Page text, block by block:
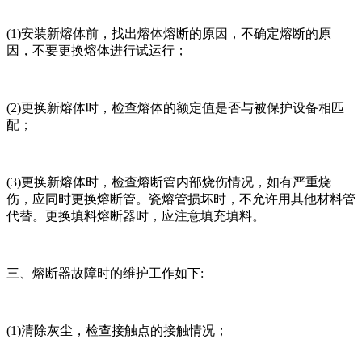
(1)安装新熔体前，找出熔体熔断的原因，不确定熔断的原
因，不要更换熔体进行试运行；
(2)更换新熔体时，检查熔体的额定值是否与被保护设备相匹
配；
(3)更换新熔体时，检查熔断管内部烧伤情况，如有严重烧
伤，应同时更换熔断管。瓷熔管损坏时，不允许用其他材料管
代替。更换填料熔断器时，应注意填充填料。
三、熔断器故障时的维护工作如下:
(1)清除灰尘，检查接触点的接触情况；